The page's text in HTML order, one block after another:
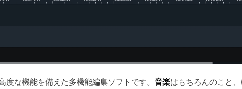
度な機能を備えた多機能編集ソフトです。 音楽はもちろんのこと